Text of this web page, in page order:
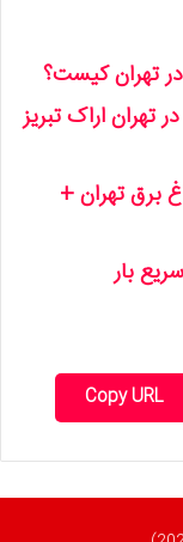
تهران کیست؟
اراک تبریز
برق تهران +
بار
Copy URL